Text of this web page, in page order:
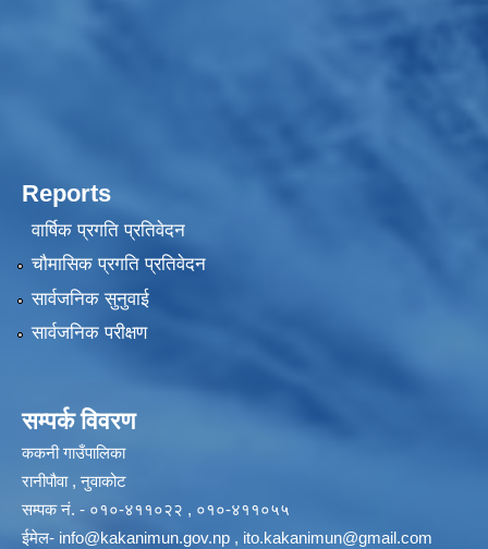
Reports
वार्षिक प्रगति प्रतिवेदन
चौमासिक प्रगति प्रतिवेदन
सार्वजनिक सुनुवाई
सार्वजनिक परीक्षण
सम्पर्क विवरण
ककनी गाउँपालिका
रानीपौवा , नुवाकोट
सम्पक नं. - ०१०-४११०२२ , ०१०-४११०५५
ईमेल- info@kakanimun.gov.np , ito.kakanimun@gmail.com